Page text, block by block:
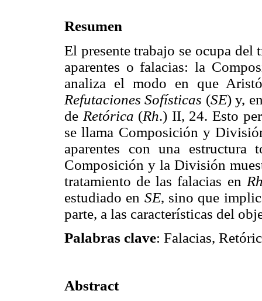
Resumen
El presente trabajo se ocupa del
aparentes o falacias: la
analiza el modo en que
Refutaciones Sofísticas (SE) y,
de Retórica (Rh.) II, 24. Esto
se llama Composición y
aparentes con una
Composición y la División
tratamiento de las falacias en
estudiado en SE, sino que
parte, a las características del
Palabras clave: Falacias,
Abstract